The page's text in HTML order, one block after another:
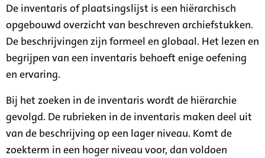
De inventaris of plaatsingslijst is een hiërarchisch
opgebouwd overzicht van beschreven archiefstukken.
De beschrijvingen zijn formeel en globaal. Het lezen en
begrijpen van een inventaris behoeft enige oefening
en ervaring.
Bij het zoeken in de inventaris wordt de hiërarchie
gevolgd. De rubrieken in de inventaris maken deel uit
van de beschrijving op een lager niveau. Komt de
zoekterm in een hoger niveau voor, dan voldoen